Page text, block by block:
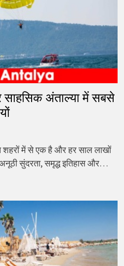
साहसिक अंताल्या में सबसे
शहरों में से एक है और हर साल लाखों
सुंदरता, समृद्ध इतिहास और…